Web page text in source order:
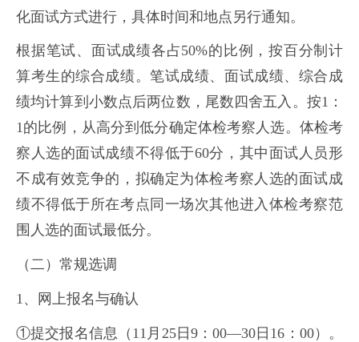
化面试方式进行，具体时间和地点另行通知。
根据笔试、面试成绩各占50%的比例，按百分制计
算考生的综合成绩。笔试成绩、面试成绩、综合成
绩均计算到小数点后两位数，尾数四舍五入。按1：
1的比例，从高分到低分确定体检考察人选。体检考
察人选的面试成绩不得低于60分，其中面试人员形
不成有效竞争的，拟确定为体检考察人选的面试成
绩不得低于所在考点同一场次其他进入体检考察范
围人选的面试最低分。
（二）常规选调
1、网上报名与确认
①提交报名信息（11月25日9：00—30日16：00）。